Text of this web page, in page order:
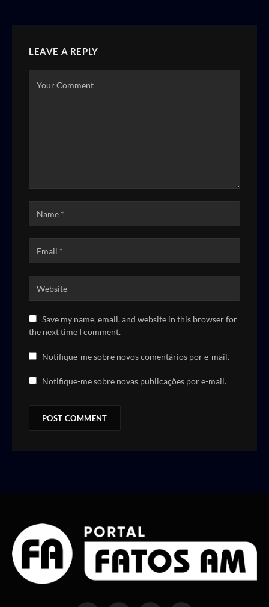
LEAVE A REPLY
Save my name, email, and website in this browser for
the next time I comment.
Notifique-me sobre novos comentários por e-mail.
Notifique-me sobre novas publicações por e-mail.